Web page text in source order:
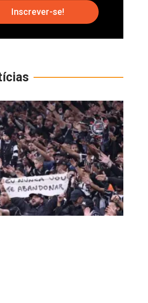
Inscrever-se!